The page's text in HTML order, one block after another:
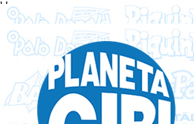
' '